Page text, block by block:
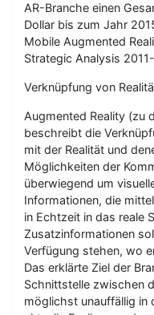
AR-Branche einen
Dollar bis zum Jahr
Mobile Augmented
Strategic Analysis
Verknüpfung von
Augmented Reality (zu
beschreibt die
mit der Realität und
Möglichkeiten der
überwiegend um
Informationen, die
in Echtzeit in das reale
Zusatzinformationen
Verfügung stehen, wo
Das erklärte Ziel der
Schnittstelle zwischen
möglichst unauffällig in